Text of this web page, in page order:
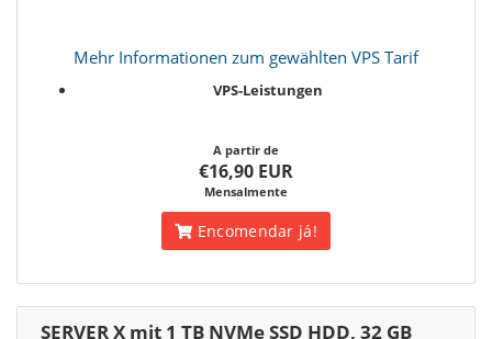
Mehr Informationen zum gewählten VPS Tarif
VPS-Leistungen
A partir de
€16,90 EUR
Mensalmente
Encomendar já!
SERVER X mit 1 TB NVMe SSD HDD, 32 GB